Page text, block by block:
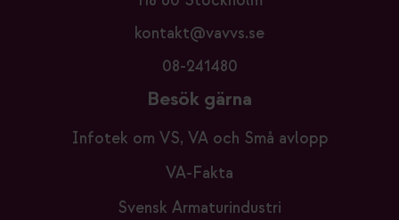
kontakt@vavvs.se
08-241480
Besök gärna
Infotek om VS, VA och Små avlopp
VA-Fakta
Svensk Armaturindustri